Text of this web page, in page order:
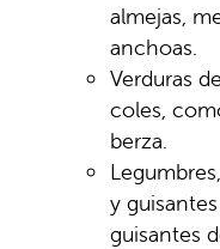
almejas,
anchoas.
Verduras
coles,
berza.
y
guisantes